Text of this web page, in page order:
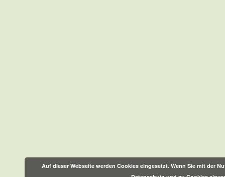
Auf dieser Webseite werden Cookies eingesetzt. Wenn Sie mit der